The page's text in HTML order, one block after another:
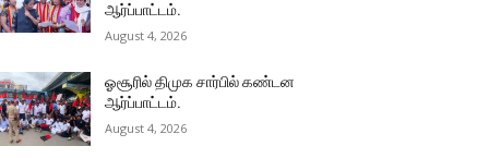
ஆர்ப்பாட்டம்.
August 4, 2026
ஓசூரில் திமுக சார்பில் கண்டன
ஆர்ப்பாட்டம்.
August 4, 2026